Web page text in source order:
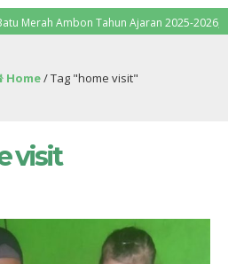
Ambon Tahun Ajaran 2025-2026,
Home/Tag "home visit"
visit